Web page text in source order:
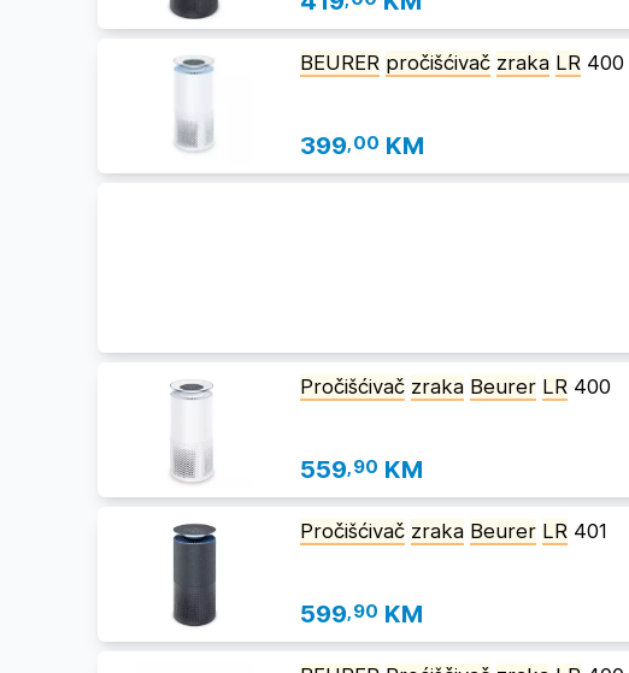
BEURER pročišćivač zraka LR 400
399,00 KM
Pročišćivač zraka Beurer LR 400
559,90 KM
Pročišćivač zraka Beurer LR 401
599,90 KM